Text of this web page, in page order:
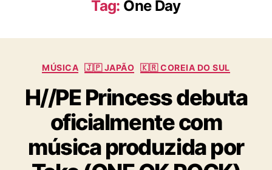
N
R
A
Tag: One Day
C
t
e
g
o
r
i
MÚSICA 🇯🇵 JAPÃO 🇰🇷 COREIA DO SUL
H//PE Princess debuta
oficialmente com
música produzida por